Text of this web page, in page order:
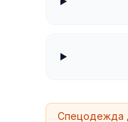
Спецодежда